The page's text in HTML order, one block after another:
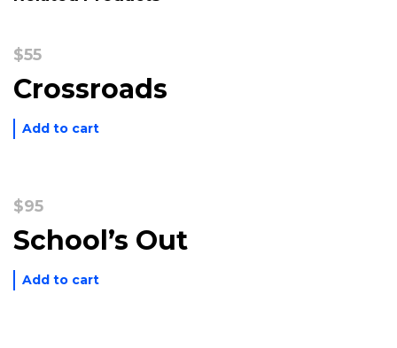
$55
Crossroads
Add to cart
$95
School’s Out
Add to cart